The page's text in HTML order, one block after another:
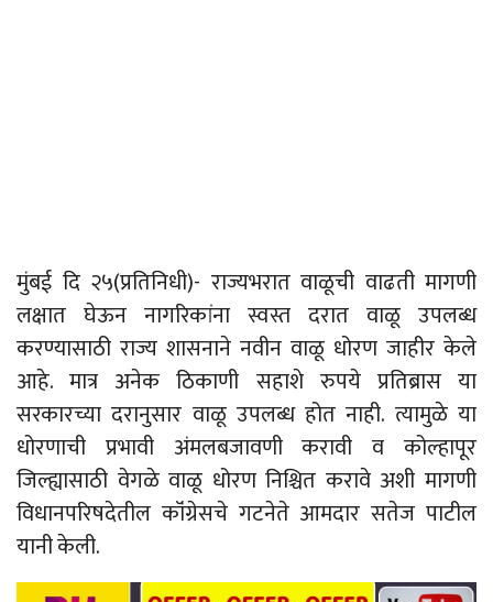
मुंबई दि २५(प्रतिनिधी)- राज्यभरात वाळूची वाढती मागणी
लक्षात घेऊन नागरिकांना स्वस्त दरात वाळू उपलब्ध
करण्यासाठी राज्य शासनाने नवीन वाळू धोरण जाहीर केले
आहे. मात्र अनेक ठिकाणी सहाशे रुपये प्रतिब्रास या
सरकारच्या दरानुसार वाळू उपलब्ध होत नाही. त्यामुळे या
धोरणाची प्रभावी अंमलबजावणी करावी व कोल्हापूर
जिल्ह्यासाठी वेगळे वाळू धोरण निश्चित करावे अशी मागणी
विधानपरिषदेतील कॉंग्रेसचे गटनेते आमदार सतेज पाटील
यानी केली.